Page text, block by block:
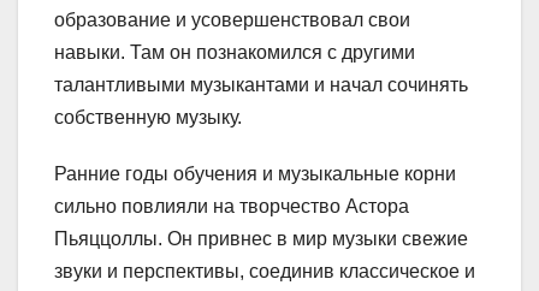
образование и усовершенствовал свои
навыки. Там он познакомился с другими
талантливыми музыкантами и начал сочинять
собственную музыку.
Ранние годы обучения и музыкальные корни
сильно повлияли на творчество Астора
Пьяццоллы. Он привнес в мир музыки свежие
звуки и перспективы, соединив классическое и